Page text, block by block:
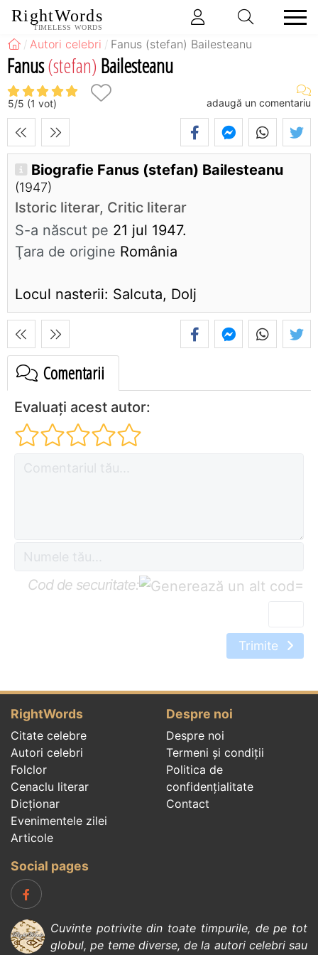
RightWords
TIMELESS WORDS
Autori celebri Fanus (stefan) Bailesteanu
Fanus(stefan) Bailesteanu
5/5 (1 vot) adaugă un comentariu
Biografie Fanus (stefan) Bailesteanu
(1947)
Istoric literar, Critic literar
S-a născut pe 21 jul 1947.
Ţara de origine România
Locul nasterii: Salcuta, Dolj
Comentarii
Evaluați acest autor:
Cod de securitate: =
Trimite
RightWords
Citate celebre
Autori celebri
Folclor
Cenaclu literar
Dicționar
Evenimentele zilei
Articole
Despre noi
Despre noi
Termeni și condiții
Politica de
confidenţialitate
Contact
Social pages
Cuvinte potrivite din toate timpurile, de pe tot
globul, pe teme diverse, de la autori celebrisau